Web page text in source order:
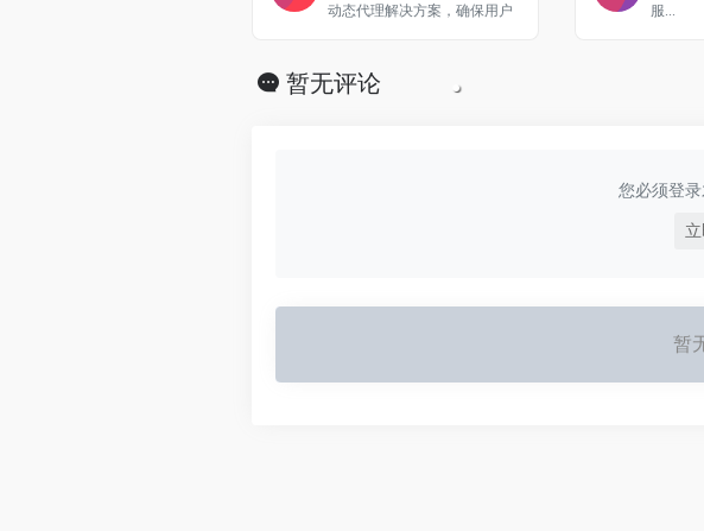
动态代理解决方案，确保用户
服...
暂无评论
您必须登录
暂